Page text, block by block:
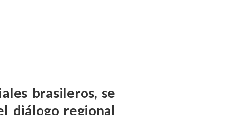
brasileros, se
diálogo regional